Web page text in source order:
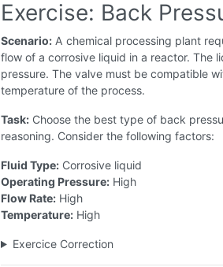
Exercise: Back
Scenario: A chemical processing plant
flow of a corrosive liquid in a reactor. The
pressure. The valve must be compatible
temperature of the process.
Task: Choose the best type of back
reasoning. Consider the following factors:
Fluid Type: Corrosive liquid
Operating Pressure: High
Flow Rate: High
Temperature: High
Exercice Correction